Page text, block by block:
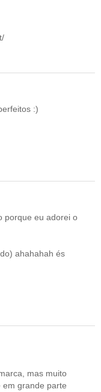
:)
porque eu adorei o
ahahahah és
mas muito
em grande parte